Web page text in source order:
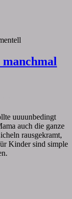
uuuunbedingt
auch die ganze
rausgekramt,
Kinder sind simple